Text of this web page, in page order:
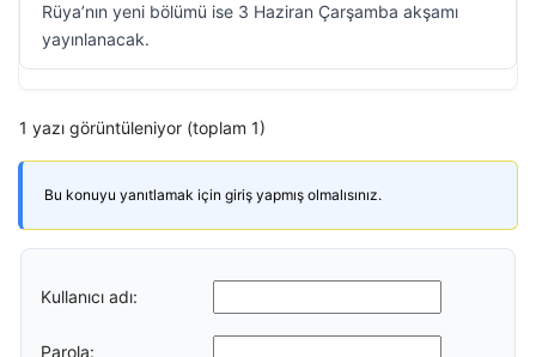
Rüya’nın yeni bölümü ise 3 Haziran Çarşamba akşamı
yayınlanacak.
1 yazı görüntüleniyor (toplam 1)
Bu konuyu yanıtlamak için giriş yapmış olmalısınız.
Kullanıcı adı:
Parola: